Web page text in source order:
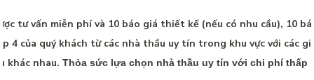
tư vấn miễn phí và 10 báo giá thiết kế (nếu có nhu cầu), 10
4 của quý khách từ các nhà thầu uy tín trong khu vực với các
khác nhau. Thỏa sức lựa chọn nhà thầu uy tín với chi phí thấp